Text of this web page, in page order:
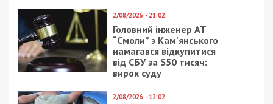
Росіяни знову завдали удару по Дніпру:
пошкоджено багатоповерхівку, поранено
дитину
Следующая статья:
СБУ затримала агента РФ із російським
паспортом, який коригував удари по
Дніпру 2 червня